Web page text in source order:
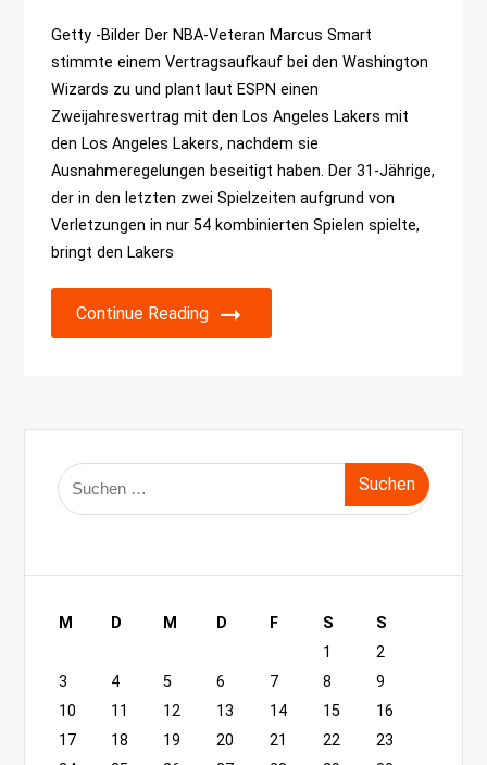
Getty -Bilder Der NBA-Veteran Marcus Smart
stimmte einem Vertragsaufkauf bei den Washington
Wizards zu und plant laut ESPN einen
Zweijahresvertrag mit den Los Angeles Lakers mit
den Los Angeles Lakers, nachdem sie
Ausnahmeregelungen beseitigt haben. Der 31-Jährige,
der in den letzten zwei Spielzeiten aufgrund von
Verletzungen in nur 54 kombinierten Spielen spielte,
bringt den Lakers
Continue Reading
Suche
nach:
M D M D F S
S
1
2
3
4 5 6 7 8
9
10
11 12 13 14 15
16
17
18 19 20 21 22
23